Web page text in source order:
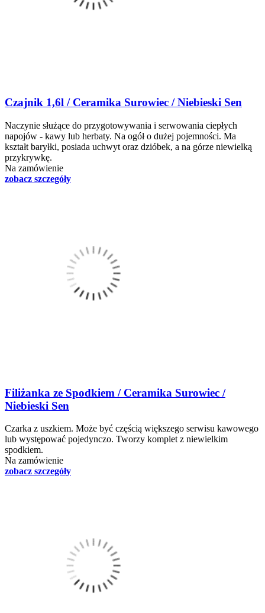
Czajnik 1,6l / Ceramika Surowiec / Niebieski Sen
Naczynie służące do przygotowywania i serwowania ciepłych
napojów - kawy lub herbaty. Na ogół o dużej pojemności. Ma
kształt baryłki, posiada uchwyt oraz dzióbek, a na górze niewielką
przykrywkę.
Na zamówienie
zobacz szczegóły
Filiżanka ze Spodkiem / Ceramika Surowiec /
Niebieski Sen
Czarka z uszkiem. Może być częścią większego serwisu kawowego
lub występować pojedynczo. Tworzy komplet z niewielkim
spodkiem.
Na zamówienie
zobacz szczegóły